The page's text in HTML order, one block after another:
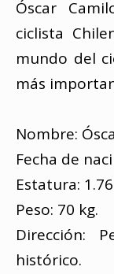
Óscar
ciclista
mundo del
más
Nombre:
Fecha de
Estatura:
Peso: 70 kg.
Dirección:
histórico.